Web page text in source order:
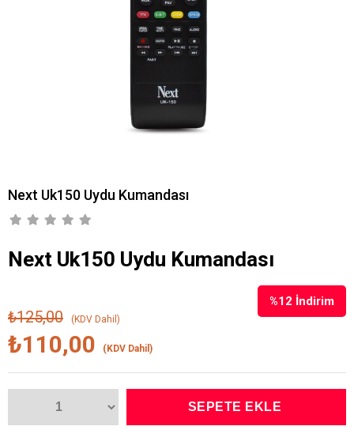
Next Uk150 Uydu Kumandası
Next Uk150 Uydu Kumandası
%12 İndirim
₺125,00 (KDV Dahil)
₺110,00 (KDV Dahil)